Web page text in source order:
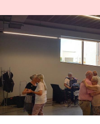
de vijf speerpunten.